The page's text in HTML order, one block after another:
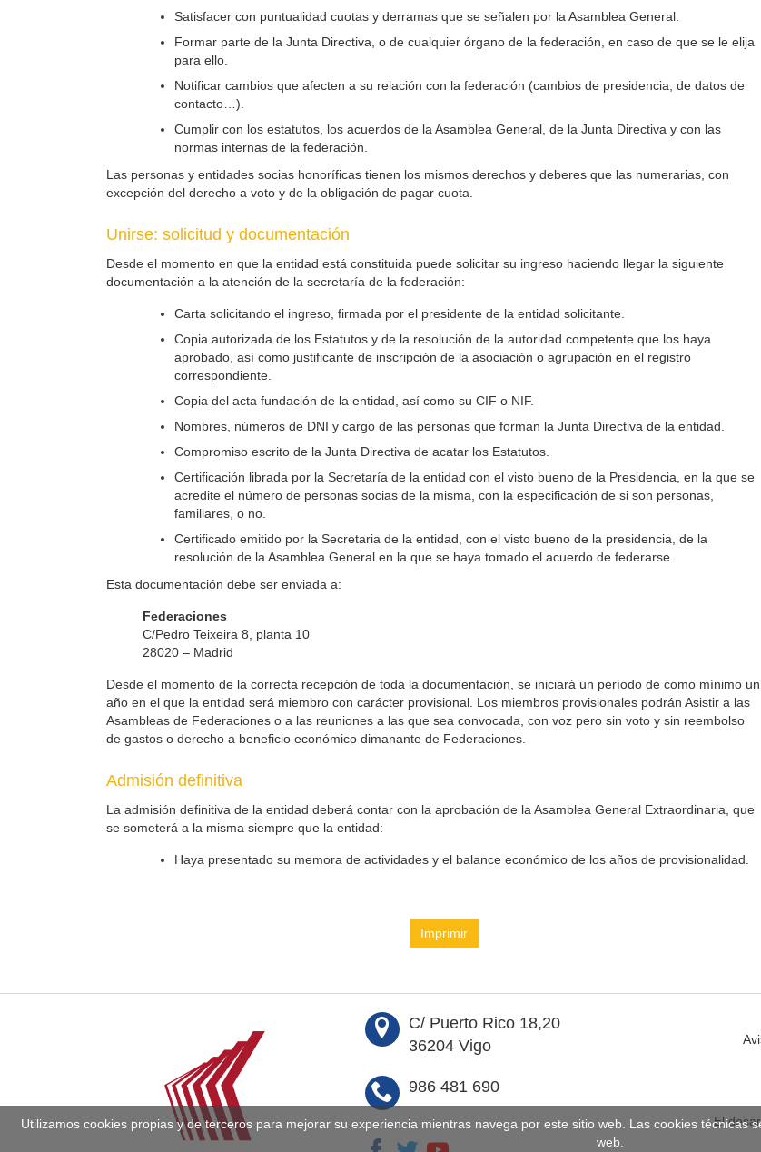
Satisfacer con puntualidad cuotas y derramas que se señalen por la Asamblea General.
Formar parte de la Junta Directiva, o de cualquier órgano de la federación, en caso de que se le elija
para ello.
Notificar cambios que afecten a su relación con la federación (cambios de presidencia, de datos de
contacto…).
Cumplir con los estatutos, los acuerdos de la Asamblea General, de la Junta Directiva y con las
normas internas de la federación.
Las personas y entidades socias honoríficas tienen los mismos derechos y deberes que las numerarias, con
excepción del derecho a voto y de la obligación de pagar cuota.
Unirse: solicitud y documentación
Desde el momento en que la entidad está constituida puede solicitar su ingreso haciendo llegar la siguiente
documentación a la atención de la secretaría de la federación:
Carta solicitando el ingreso, firmada por el presidente de la entidad solicitante.
Copia autorizada de los Estatutos y de la resolución de la autoridad competente que los haya
aprobado, así como justificante de inscripción de la asociación o agrupación en el registro
correspondiente.
Copia del acta fundación de la entidad, así como su CIF o NIF.
Nombres, números de DNI y cargo de las personas que forman la Junta Directiva de la entidad.
Compromiso escrito de la Junta Directiva de acatar los Estatutos.
Certificación librada por la Secretaría de la entidad con el visto bueno de la Presidencia, en la que se
acredite el número de personas socias de la misma, con la especificación de si son personas,
familiares, o no.
Certificado emitido por la Secretaria de la entidad, con el visto bueno de la presidencia, de la
resolución de la Asamblea General en la que se haya tomado el acuerdo de federarse.
Esta documentación debe ser enviada a:
Federaciones
C/Pedro Teixeira 8, planta 10
28020 – Madrid
Desde el momento de la correcta recepción de toda la documentación, se iniciará un período de como mínimo un
año en el que la entidad será miembro con carácter provisional. Los miembros provisionales podrán Asistir a las
Asambleas de Federaciones o a las reuniones a las que sea convocada, con voz pero sin voto y sin reembolso
de gastos o derecho a beneficio económico dimanante de Federaciones.
Admisión definitiva
La admisión definitiva de la entidad deberá contar con la aprobación de la Asamblea General Extraordinaria, que
se someterá a la misma siempre que la entidad:
Haya presentado su memora de actividades y el balance económico de los años de provisionalidad.
Imprimir
C/ Puerto Rico 18,20
36204 Vigo
986 481 690
El
Utilizamos cookies propias y de terceros para mejorar su experiencia mientras navega por este sitio web. Las cookies
web.